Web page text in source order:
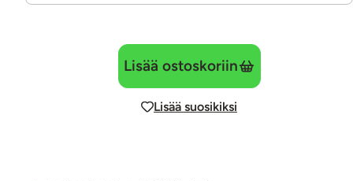
Lisää ostoskoriin
Lisää suosikiksi